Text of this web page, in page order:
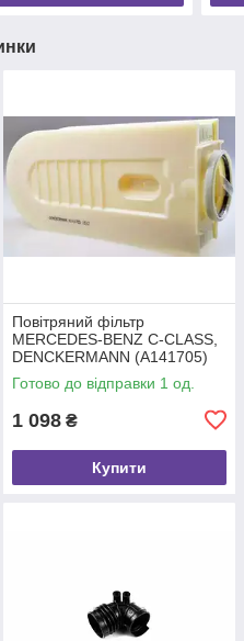
Повітряний фільтр
MERCEDES-BENZ C-CLASS,
DENCKERMANN (A141705)
Готово до відправки 1 од.
1 098 ₴
Купити